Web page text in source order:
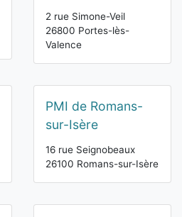
2 rue Simone-Veil
26800 Portes-lès-
Valence
PMI de Romans-
sur-Isère
16 rue Seignobeaux
26100 Romans-sur-Isère